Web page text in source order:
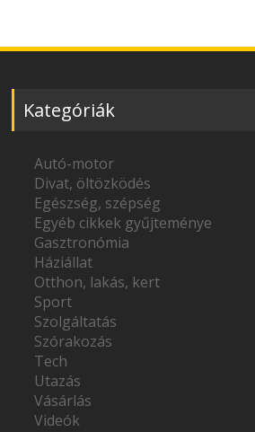
Kategóriák
Autó-motor
Divat, öltözködés
Egészség, szépség
Egyéb cikkek gyűjteménye
Gasztronómia
Háziállat
Otthon, lakás, kert
Sport
Szolgáltatás
Szórakozás
Tech
Utazás
Vásárlás
Videók